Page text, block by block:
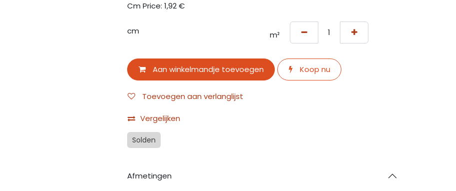
Cm Price: 1,92€
cm m²
Aan winkelmandje toevoegen Koop nu
Toevoegen aan verlanglijst
Vergelijken
Solden
Afmetingen